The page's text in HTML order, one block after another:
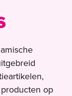
op